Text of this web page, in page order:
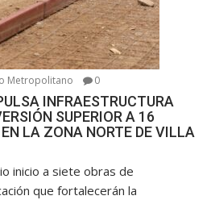
Metropolitano 0
INFRAESTRUCTURA
SUPERIOR A 16
LA ZONA NORTE DE VILLA
inicio a siete obras de
que fortalecerán la